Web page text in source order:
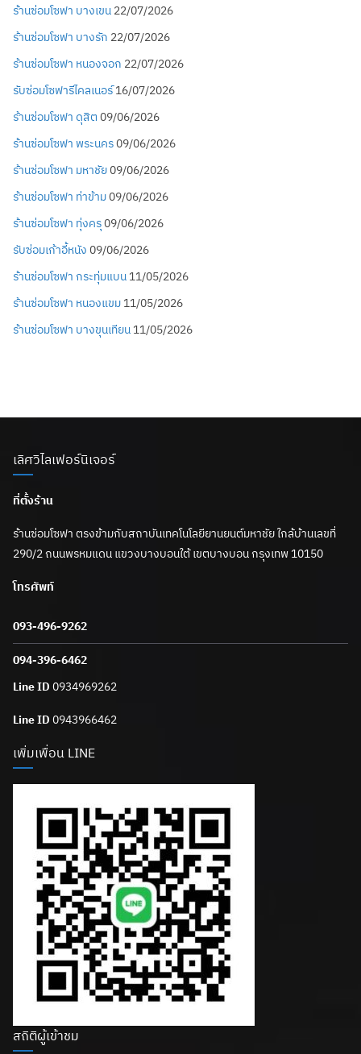
ร้านซ่อมโซฟา บางเขน 22/07/2026
ร้านซ่อมโซฟา บางรัก 22/07/2026
ร้านซ่อมโซฟา หนองจอก 22/07/2026
รับซ่อมโซฟารีไคลเนอร์ 16/07/2026
ร้านซ่อมโซฟา ดุสิต 09/06/2026
ร้านซ่อมโซฟา พระนคร09/06/2026
ร้านซ่อมโซฟา มหาชัย09/06/2026
ร้านซ่อมโซฟา ท่าข้าม09/06/2026
ร้านซ่อมโซฟา ทุ่งครุ09/06/2026
รับซ่อมเก้าอี้หนัง 09/06/2026
ร้านซ่อมโซฟา กระทุ่มแบน 11/05/2026
ร้านซ่อมโซฟา หนองแขม 11/05/2026
ร้านซ่อมโซฟา บางขุนเทียน 11/05/2026
เลิศวิไลเฟอร์นิเจอร์
ที่ตั้งร้าน
ร้านซ่อมโซฟา ตรงข้ามกับสถาบันเทคโนโลยียานยนต์มหาชัย ใกล้บ้านเลขที่
290/2 ถนนพรหมแดน แขวงบางบอนใต้ เขตบางบอน กรุงเทพ 10150
โทรศัพท์
093-496-9262
094-396-6462
Line ID 0934969262
Line ID 0943966462
เพิ่มเพื่อน LINE
สถิติผู้เข้าชม